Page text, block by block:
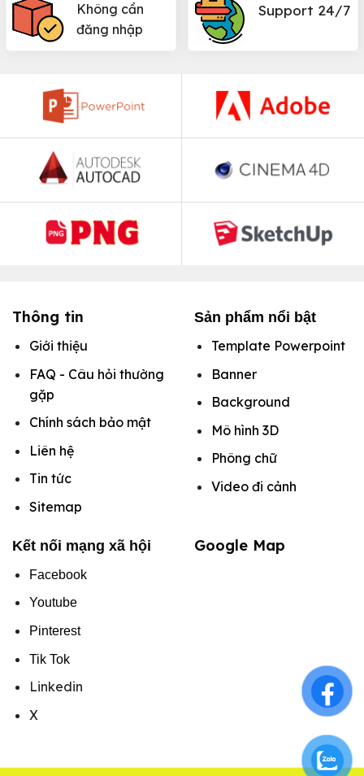
Không cần
đăng nhập
Support 24/7
Thông tin
Giới thiệu
FAQ - Câu hỏi thường
gặp
Chính sách bảo mật
Liên hệ
Tin tức
Sitemap
Sản phẩm nổi bật
Template Powerpoint
Banner
Background
Mô hình 3D
Phông chữ
Video đi cảnh
Kết nối mạng xã hội
Facebook
Youtube
Pinterest
Tik Tok
Linkedin
X
Google Map